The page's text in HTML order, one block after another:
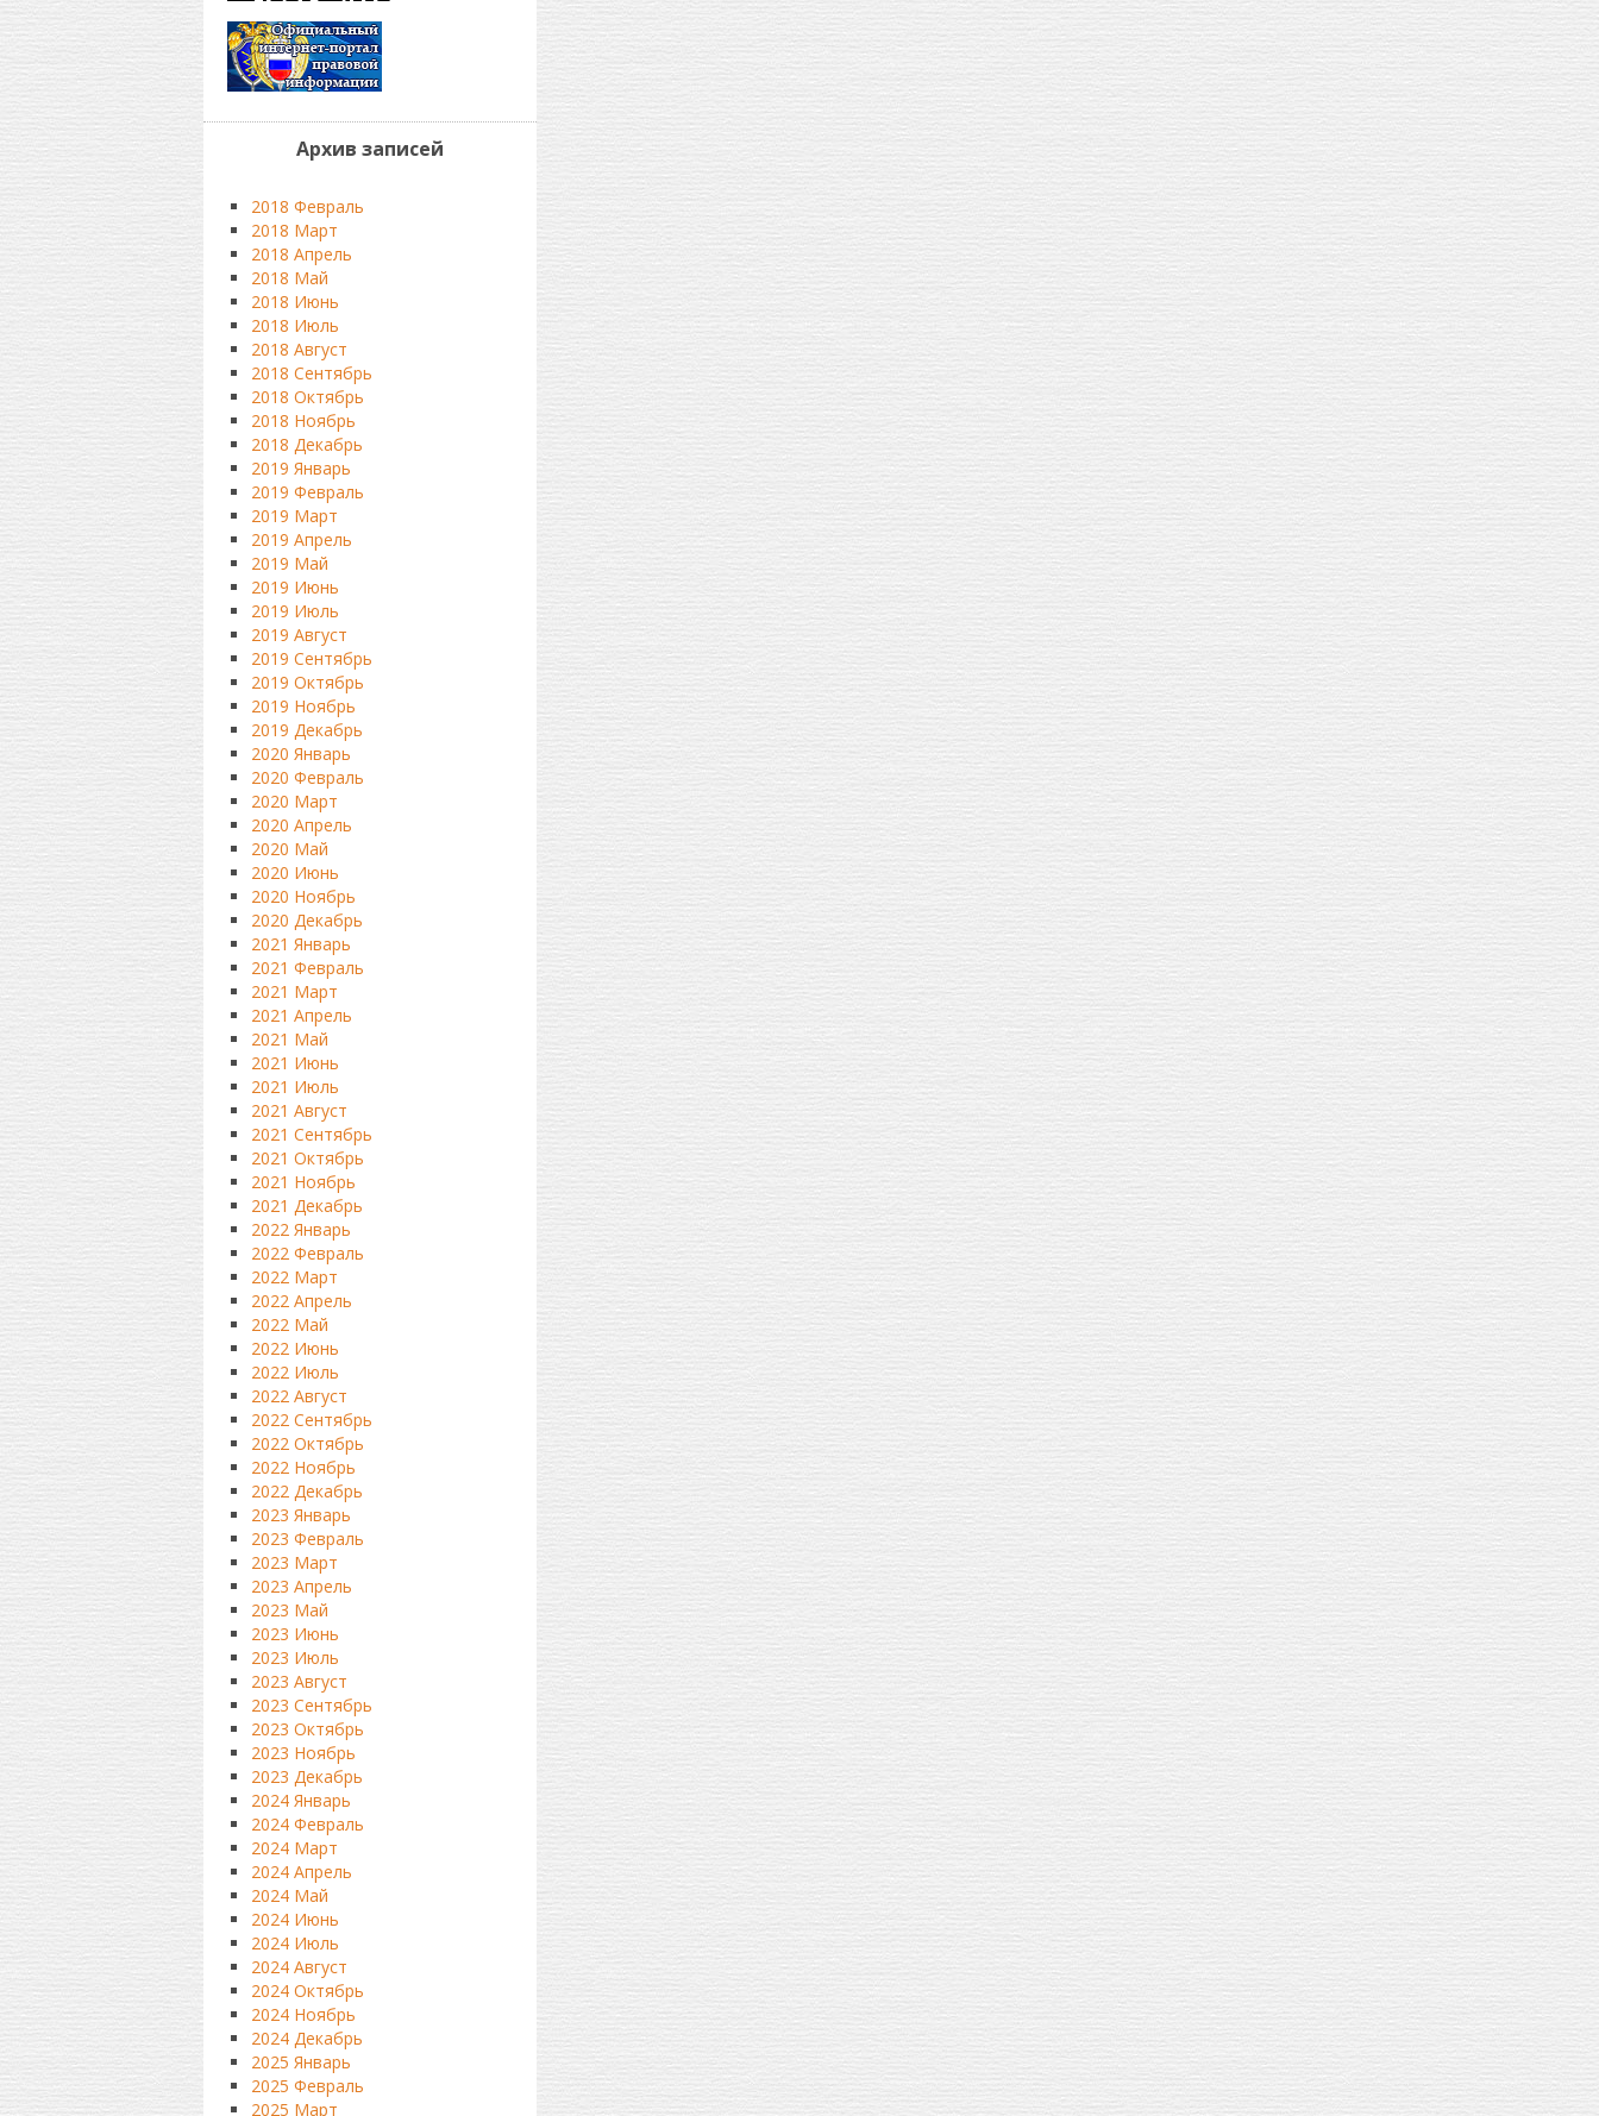
Архив записей
2018 Февраль
2018 Март
2018 Апрель
2018 Май
2018 Июнь
2018 Июль
2018 Август
2018 Сентябрь
2018 Октябрь
2018 Ноябрь
2018 Декабрь
2019 Январь
2019 Февраль
2019 Март
2019 Апрель
2019 Май
2019 Июнь
2019 Июль
2019 Август
2019 Сентябрь
2019 Октябрь
2019 Ноябрь
2019 Декабрь
2020 Январь
2020 Февраль
2020 Март
2020 Апрель
2020 Май
2020 Июнь
2020 Ноябрь
2020 Декабрь
2021 Январь
2021 Февраль
2021 Март
2021 Апрель
2021 Май
2021 Июнь
2021 Июль
2021 Август
2021 Сентябрь
2021 Октябрь
2021 Ноябрь
2021 Декабрь
2022 Январь
2022 Февраль
2022 Март
2022 Апрель
2022 Май
2022 Июнь
2022 Июль
2022 Август
2022 Сентябрь
2022 Октябрь
2022 Ноябрь
2022 Декабрь
2023 Январь
2023 Февраль
2023 Март
2023 Апрель
2023 Май
2023 Июнь
2023 Июль
2023 Август
2023 Сентябрь
2023 Октябрь
2023 Ноябрь
2023 Декабрь
2024 Январь
2024 Февраль
2024 Март
2024 Апрель
2024 Май
2024 Июнь
2024 Июль
2024 Август
2024 Октябрь
2024 Ноябрь
2024 Декабрь
2025 Январь
2025 Февраль
2025 Март